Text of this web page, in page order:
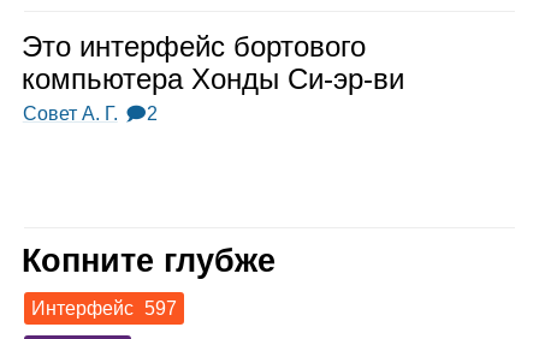
Это интер­фейс бор­то­вого
ком­пью­тера Хонды Си‑эр‑ви
Совет А. Г. 🗩2
Копните глубже
Интерфейс 597